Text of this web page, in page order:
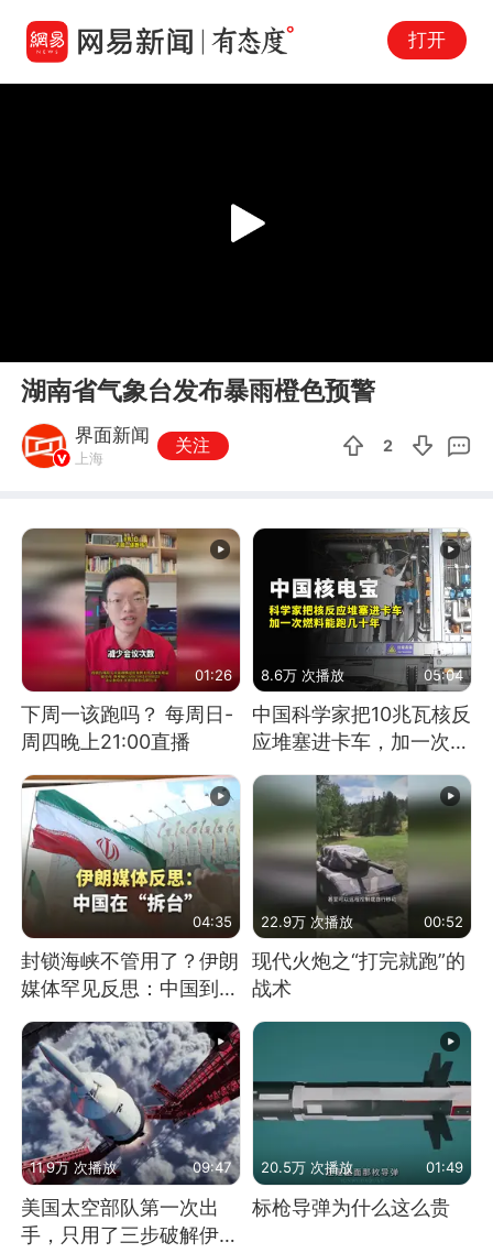
打开
Play
湖南省气象台发布暴雨橙色预警
界面新闻
上海
关注 2
01:26
下周一该跑吗？ 每周日-
周四晚上21:00直播
8.6万 次播放 05:04
中国科学家把10兆瓦核反
应堆塞进卡车，加一次燃
料能跑几十年
04:35
封锁海峡不管用了？伊朗
媒体罕见反思：中国到底
22.9万 次播放 00:52
现代火炮之“打完就跑”的
战术
11.9万 次播放 09:47
美国太空部队第一次出
手，只用了三步破解伊朗
20.5万 次播放 01:49
标枪导弹为什么这么贵